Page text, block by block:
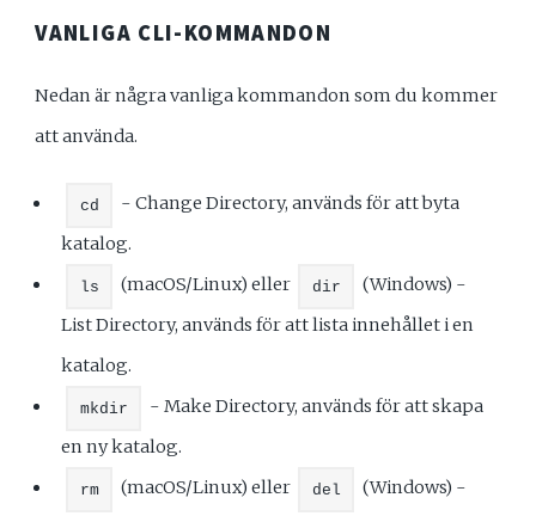
VANLIGA CLI-KOMMANDON
Nedan är några vanliga kommandon som du kommer
att använda.
cd
- Change Directory, används för att byta
katalog.
ls (macOS/Linux) eller dir
(Windows) -
List Directory, används för att lista innehållet i en
katalog.
mkdir
- Make Directory, används för att skapa
en ny katalog.
rm (macOS/Linux) eller del
(Windows) -